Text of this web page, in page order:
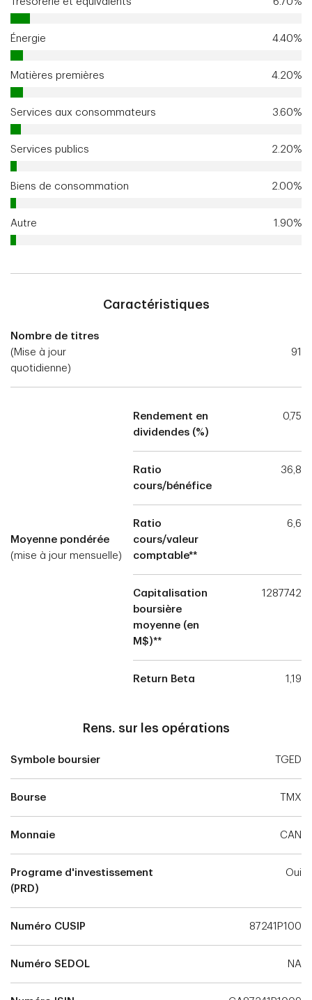
Énergie 4.40%
Matières premières 4.20%
Services aux consommateurs 3.60%
Services publics 2.20%
Biens de consommation 2.00%
Autre 1.90%
Caractéristiques
Nombre de titres
(Mise à jour
quotidienne)
91
Moyenne pondérée
(mise à jour mensuelle)
Rendement en
dividendes (%)
0,75
Ratio
cours/bénéfice
36,8
Ratio
cours/valeur
comptable**
6,6
Capitalisation
boursière
moyenne (en
M$)**
1287742
Return Beta 1,19
Rens. sur les opérations
Symbole boursier TGED
Bourse TMX
Monnaie CAN
Programe d'investissement
(PRD)
Oui
Numéro CUSIP 87241P100
Numéro SEDOL NA